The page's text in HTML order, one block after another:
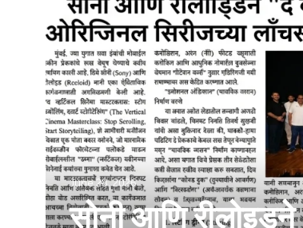
June 28, 2026
सोनी आणि रीलोइडने